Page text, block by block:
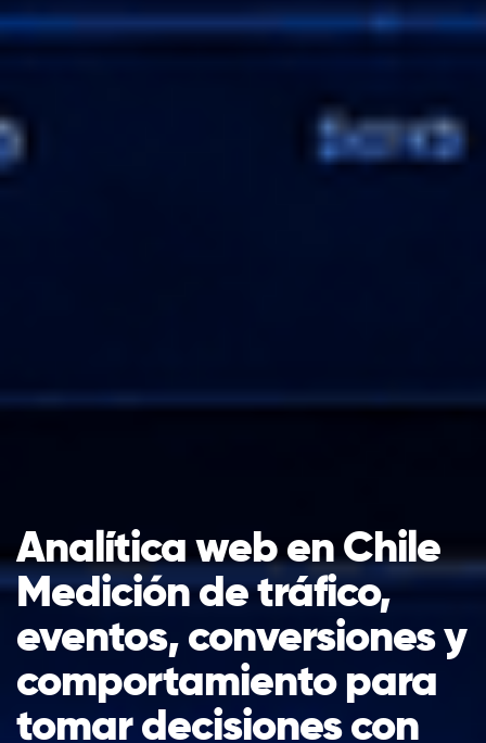
Analítica web en Chile
Medición de tráfico,
eventos, conversiones y
comportamiento para
tomar decisiones con